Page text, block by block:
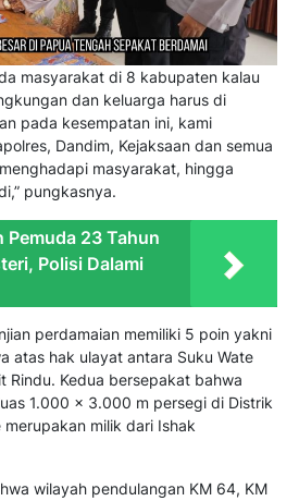
masyarakat di 8 kabupaten kalau
dan keluarga harus di
pada kesempatan ini, kami
Dandim, Kejaksaan dan semua
masyarakat, hingga
pungkasnya.
Pemuda 23 Tahun
Polisi Dalami
perdamaian memiliki 5 poin yakni
atas hak ulayat antara Suku Wate
Rindu. Kedua bersepakat bahwa
1.000 x 3.000 m persegi di Distrik
milik dari Ishak
wilayah pendulangan KM 64, KM